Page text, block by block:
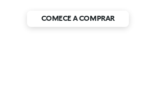
COMECE A COMPRAR